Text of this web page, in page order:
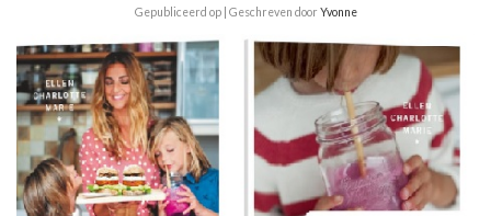
Gepubliceerd op | Geschreven door Yvonne